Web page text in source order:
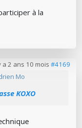
à la
a 2 ans 10 mois #4169
Mo
KOXO